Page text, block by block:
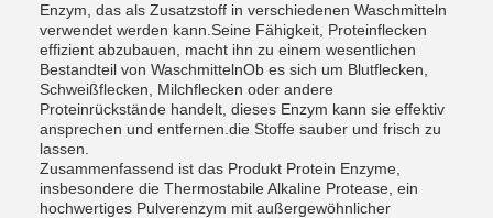
Enzym, das als Zusatzstoff in verschiedenen Waschmitteln
verwendet werden kann.Seine Fähigkeit, Proteinflecken
effizient abzubauen, macht ihn zu einem wesentlichen
Bestandteil von WaschmittelnOb es sich um Blutflecken,
Schweißflecken, Milchflecken oder andere
Proteinrückstände handelt, dieses Enzym kann sie effektiv
ansprechen und entfernen.die Stoffe sauber und frisch zu
lassen.
Zusammenfassend ist das Produkt Protein Enzyme,
insbesondere die Thermostabile Alkaline Protease, ein
hochwertiges Pulverenzym mit außergewöhnlicher